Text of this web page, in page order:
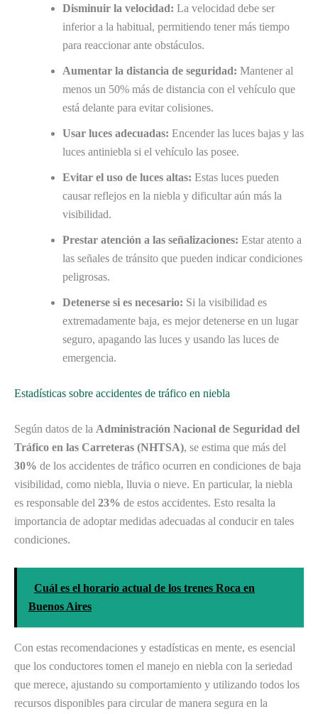
Disminuir la velocidad: La velocidad debe ser
inferior a la habitual, permitiendo tener más tiempo
para reaccionar ante obstáculos.
Aumentar la distancia de seguridad: Mantener al
menos un 50% más de distancia con el vehículo que
está delante para evitar colisiones.
Usar luces adecuadas: Encender las luces bajas y las
luces antiniebla si el vehículo las posee.
Evitar el uso de luces altas: Estas luces pueden
causar reflejos en la niebla y dificultar aún más la
visibilidad.
Prestar atención a las señalizaciones: Estar atento a
las señales de tránsito que pueden indicar condiciones
peligrosas.
Detenerse si es necesario: Si la visibilidad es
extremadamente baja, es mejor detenerse en un lugar
seguro, apagando las luces y usando las luces de
emergencia.
Estadísticas sobre accidentes de tráfico en niebla
Según datos de la Administración Nacional de Seguridad del
Tráfico en las Carreteras (NHTSA), se estima que más del
30% de los accidentes de tráfico ocurren en condiciones de baja
visibilidad, como niebla, lluvia o nieve. En particular, la niebla
es responsable del 23% de estos accidentes. Esto resalta la
importancia de adoptar medidas adecuadas al conducir en tales
condiciones.
Cuál es el horario actual de los trenes Roca en
Buenos Aires
Con estas recomendaciones y estadísticas en mente, es esencial
que los conductores tomen el manejo en niebla con la seriedad
que merece, ajustando su comportamiento y utilizando todos los
recursos disponibles para circular de manera segura en la